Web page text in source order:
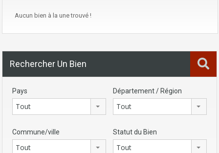
Aucun bien à la une trouvé !
Rechercher Un Bien
Pays
Tout
Département / Région
Tout
Commune/ville
Tout
Statut du Bien
Tout